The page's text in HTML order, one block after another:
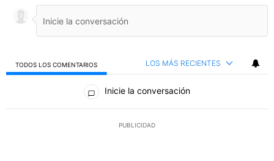
TODOS LOS COMENTARIOS LOS MÁS RECIENTES
Todos los comentarios
Inicie la conversación
PUBLICIDAD